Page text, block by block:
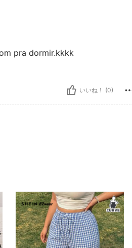
pra dormir.kkkk
いいね！ (0)